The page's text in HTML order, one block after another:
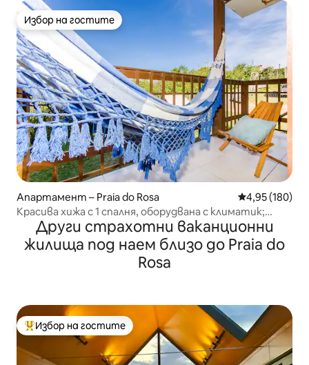
Избор на гостите
Избор на гостите
Апартамент – Praia do Rosa Средна
4,95 (180)
Красива хижа с 1 спалня, оборудвана с климатик;
Плажът на Роза
Други страхотни ваканционни
жилища под наем близо до Praia do
Rosa
Най-популярен избор на гостите
Избор на гостите